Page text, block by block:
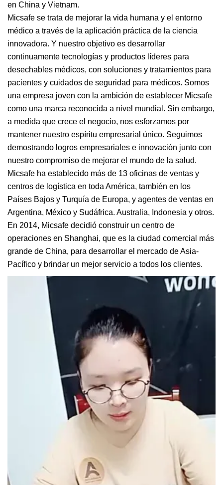
en China y Vietnam.
Micsafe se trata de mejorar la vida humana y el entorno
médico a través de la aplicación práctica de la ciencia
innovadora. Y nuestro objetivo es desarrollar
continuamente tecnologías y productos líderes para
desechables médicos, con soluciones y tratamientos para
pacientes y cuidados de seguridad para médicos. Somos
una empresa joven con la ambición de establecer Micsafe
como una marca reconocida a nivel mundial. Sin embargo,
a medida que crece el negocio, nos esforzamos por
mantener nuestro espíritu empresarial único. Seguimos
demostrando logros empresariales e innovación junto con
nuestro compromiso de mejorar el mundo de la salud.
Micsafe ha establecido más de 13 oficinas de ventas y
centros de logística en toda América, también en los
Países Bajos y Turquía de Europa, y agentes de ventas en
Argentina, México y Sudáfrica. Australia, Indonesia y otros.
En 2014, Micsafe decidió construir un centro de
operaciones en Shanghai, que es la ciudad comercial más
grande de China, para desarrollar el mercado de Asia-
Pacífico y brindar un mejor servicio a todos los clientes.